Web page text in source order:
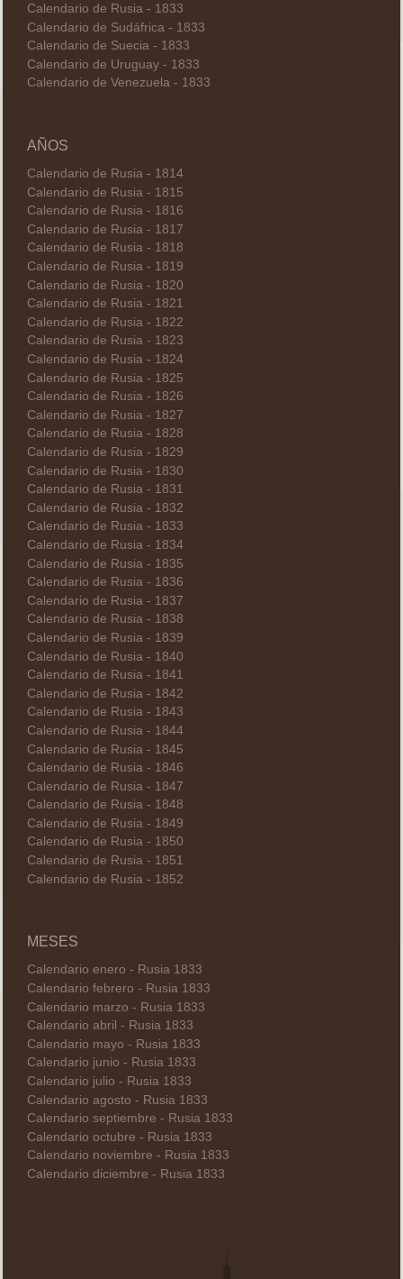
Calendario de Rusia - 1833
Calendario de Sudáfrica - 1833
Calendario de Suecia - 1833
Calendario de Uruguay - 1833
Calendario de Venezuela - 1833
AÑOS
Calendario de Rusia - 1814
Calendario de Rusia - 1815
Calendario de Rusia - 1816
Calendario de Rusia - 1817
Calendario de Rusia - 1818
Calendario de Rusia - 1819
Calendario de Rusia - 1820
Calendario de Rusia - 1821
Calendario de Rusia - 1822
Calendario de Rusia - 1823
Calendario de Rusia - 1824
Calendario de Rusia - 1825
Calendario de Rusia - 1826
Calendario de Rusia - 1827
Calendario de Rusia - 1828
Calendario de Rusia - 1829
Calendario de Rusia - 1830
Calendario de Rusia - 1831
Calendario de Rusia - 1832
Calendario de Rusia - 1833
Calendario de Rusia - 1834
Calendario de Rusia - 1835
Calendario de Rusia - 1836
Calendario de Rusia - 1837
Calendario de Rusia - 1838
Calendario de Rusia - 1839
Calendario de Rusia - 1840
Calendario de Rusia - 1841
Calendario de Rusia - 1842
Calendario de Rusia - 1843
Calendario de Rusia - 1844
Calendario de Rusia - 1845
Calendario de Rusia - 1846
Calendario de Rusia - 1847
Calendario de Rusia - 1848
Calendario de Rusia - 1849
Calendario de Rusia - 1850
Calendario de Rusia - 1851
Calendario de Rusia - 1852
MESES
Calendario enero - Rusia 1833
Calendario febrero - Rusia 1833
Calendario marzo - Rusia 1833
Calendario abril - Rusia 1833
Calendario mayo - Rusia 1833
Calendario junio - Rusia 1833
Calendario julio - Rusia 1833
Calendario agosto - Rusia 1833
Calendario septiembre - Rusia 1833
Calendario octubre - Rusia 1833
Calendario noviembre - Rusia 1833
Calendario diciembre - Rusia 1833